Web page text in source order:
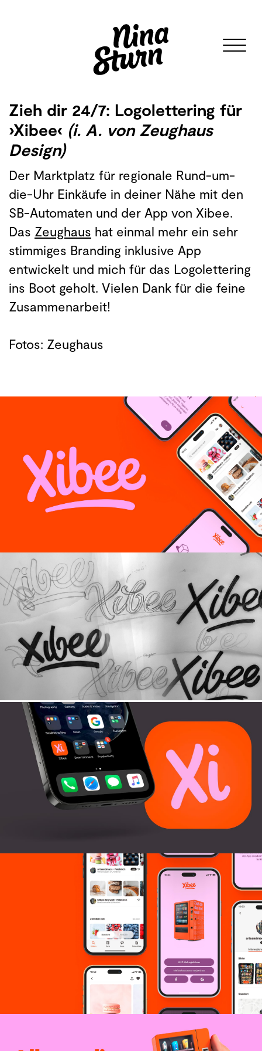
Zieh dir 24/7: Logolettering für
›Xibee‹ (i. A. von Zeughaus
Design)
Der Marktplatz für regionale Rund-um-
die-Uhr Einkäufe in deiner Nähe mit den
SB-Automaten und der App von Xibee.
Das Zeughaus hat einmal mehr ein sehr
stimmiges Branding inklusive App
entwickelt und mich für das Logolettering
ins Boot geholt. Vielen Dank für die feine
Zusammenarbeit!
Fotos: Zeughaus